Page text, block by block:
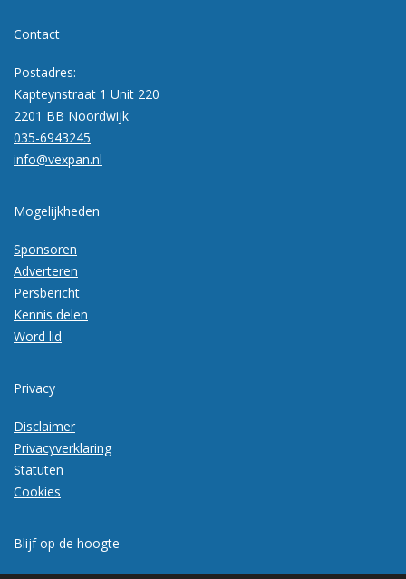
Contact
Postadres:
Kapteynstraat 1 Unit 220
2201 BB Noordwijk
035-6943245
info@vexpan.nl
Mogelijkheden
Sponsoren
Adverteren
Persbericht
Kennis delen
Word lid
Privacy
Disclaimer
Privacyverklaring
Statuten
Cookies
Blijf op de hoogte